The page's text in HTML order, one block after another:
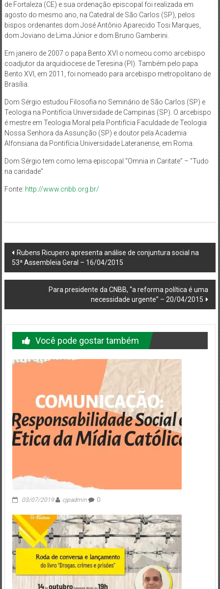
de Fortaleza (CE) e sua ordenação episcopal foi realizada em
agosto do mesmo ano, na Catedral de São Carlos (SP), pelos
bispos ordenantes dom José Antônio Aparecido Tosi Marques,
dom Joviano de Lima Júnior e dom Bruno Gamberini.
Em janeiro de 2007 o papa Bento XVI o nomeou como arcebispo
coadjutor da arquidiocese de Teresina (PI). Também pelo papa
Bento XVI, em 2011, foi nomeado para arcebispo metropolitano de
Brasília.
Dom Sérgio estudou Filosofia no Seminário de São Carlos (SP) e
Teologia na Pontifícia Universidade de Campinas (SP). O arcebispo
é mestre em Teologia Moral pela Pontifícia Faculdade de Teologia
Nossa Senhora da Assunção (SP) e doutor pela Academia
Alfonsiana da Pontifícia Universidade Lateranense, em Roma.
Dom Sérgio tem como lema episcopal “Omnia in Caritate” – “Tudo
na caridade”
Fonte: http://www.cnbb.org.br/
Navegação
do
Rubens Ricupero apresenta análise de conjuntura social na
53ª Assembleia Geral – 16/04/2015
Para presidente da CNBB, “a reforma política é uma
necessidade urgente” – 20/04/2015
Você pode gostar também
03/07/2019 cjpadmin 0